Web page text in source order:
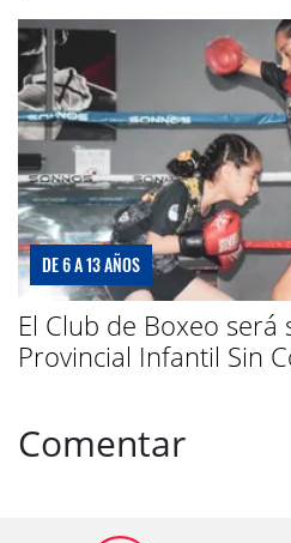
DE 6 A 13 AÑOS
El Club de Boxeo
Provincial Infantil Sin
Comentar